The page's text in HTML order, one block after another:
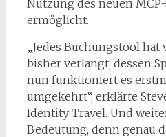
Nutzung des neuen
ermöglicht.
„Jedes Buchungstool hat
bisher verlangt, dessen
nun funktioniert es
umgekehrt“, erklärte
Identity Travel. Und
Bedeutung, denn genau